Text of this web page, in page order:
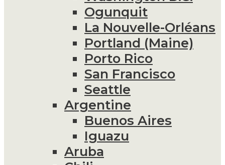
Ogunquit
La Nouvelle-Orléans
Portland (Maine)
Porto Rico
San Francisco
Seattle
Argentine
Buenos Aires
Iguazu
Aruba